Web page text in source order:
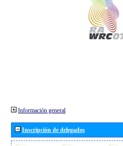
Información general
Inscripción de delegados